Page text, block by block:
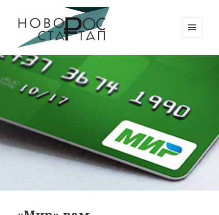
Новорос Стартап
ВИДЖЕТЫ